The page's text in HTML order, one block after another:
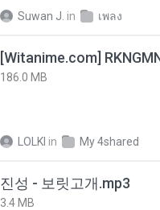
Suwan J. in เพลง
186.0 MB
LOLKI in My 4shared
진성 - 보릿고개.mp3
3.4 MB